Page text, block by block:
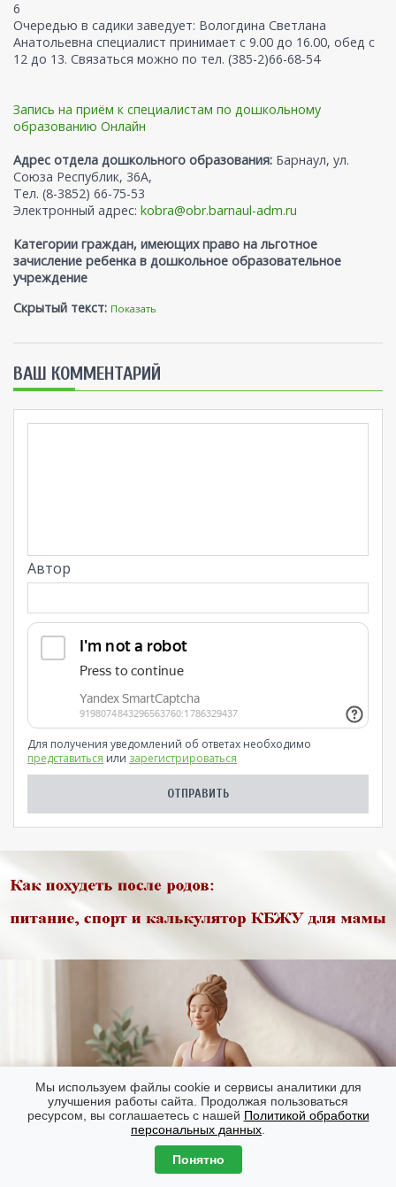
6
Очередью в садики заведует: Вологдина Светлана
Анатольевна специалист принимает с 9.00 до 16.00, обед с
12 до 13. Связаться можно по тел. (385-2)66-68-54
Запись на приём к специалистам по дошкольному
образованию Онлайн
Адрес отдела дошкольного образования: Барнаул, ул.
Союза Республик, 36А,
Тел. (8-3852) 66-75-53
Электронный адрес: kobra@obr.barnaul-adm.ru
Категории граждан, имеющих право на льготное
зачисление ребенка в дошкольное образовательное
учреждение
Скрытый текст: Показать
ВАШ КОММЕНТАРИЙ
Автор
Для получения уведомлений об ответах необходимо
представиться или зарегистрироваться
Мы используем файлы cookie и сервисы аналитики для
улучшения работы сайта. Продолжая пользоваться
ресурсом, вы соглашаетесь с нашей Политикой обработки
персональных данных
Понятно